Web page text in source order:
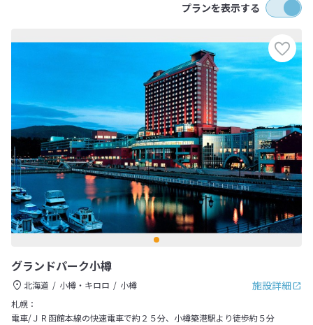
プランを表示する
グランドパーク小樽
施設詳細
北海道 小樽・キロロ
小樽
札幌：
電車/ＪＲ函館本線の快速電車で約２５分、小樽築港駅より徒歩約５分